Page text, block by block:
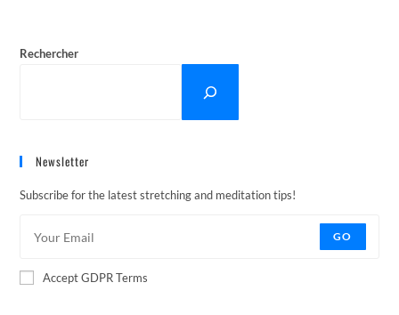
Rechercher
Newsletter
Subscribe for the latest stretching and meditation tips!
GO
Accept GDPR Terms